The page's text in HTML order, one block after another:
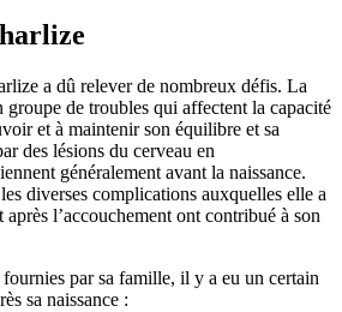
a dû relever de nombreux défis. La
groupe de troubles qui affectent la capacité
et à maintenir son équilibre et sa
des lésions du cerveau en
généralement avant la naissance.
diverses complications auxquelles elle a
l’accouchement ont contribué à son
par sa famille, il y a eu un certain
sa naissance :